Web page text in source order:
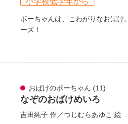
ポーちゃんは、こわがりなおばけ
ーズ！
おばけのポーちゃん (11)
なぞのおばけめいろ
吉田純子 作／つじむらあゆこ 絵